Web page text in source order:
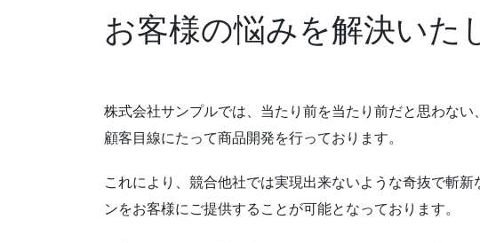
お客様の悩みを解決いた
株式会社サンプルでは、当たり前を当たり前だと思わな
顧客目線にたって商品開発を行っております。
これにより、競合他社では実現出来ないような奇抜で斬
ンをお客様にご提供することが可能となっております。